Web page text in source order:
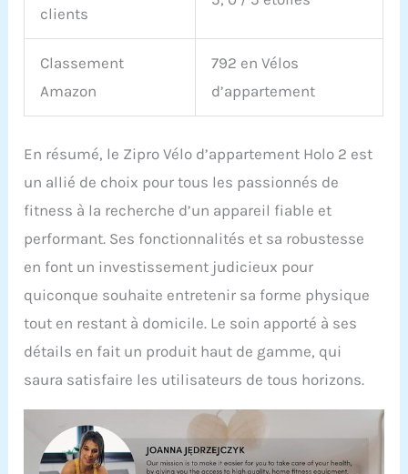
clients
Classement
Amazon
792 en Vélos
d’appartement
En résumé, le Zipro Vélo d’appartement Holo 2 est
un allié de choix pour tous les passionnés de
fitness à la recherche d’un appareil fiable et
performant. Ses fonctionnalités et sa robustesse
en font un investissement judicieux pour
quiconque souhaite entretenir sa forme physique
tout en restant à domicile. Le soin apporté à ses
détails en fait un produit haut de gamme, qui
saura satisfaire les utilisateurs de tous horizons.